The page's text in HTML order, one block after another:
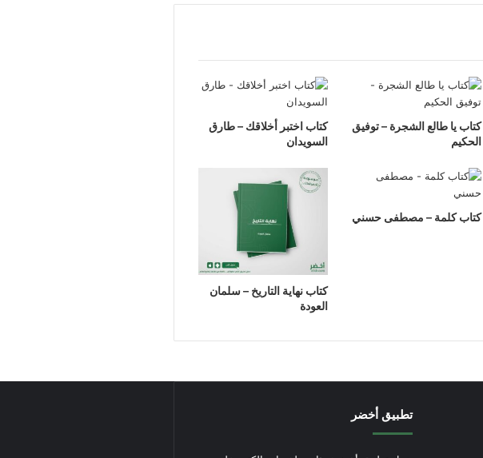
كتاب يا طالع الشجرة – توفيق
الحكيم
كتاب اختبر أخلاقك – طارق
السويدان
كتاب كلمة – مصطفى حسني
كتاب نهاية التاريخ – سلمان
العودة
تطبيق أخضر